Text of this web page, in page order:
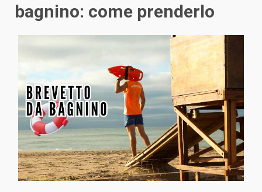
bagnino: come prenderlo